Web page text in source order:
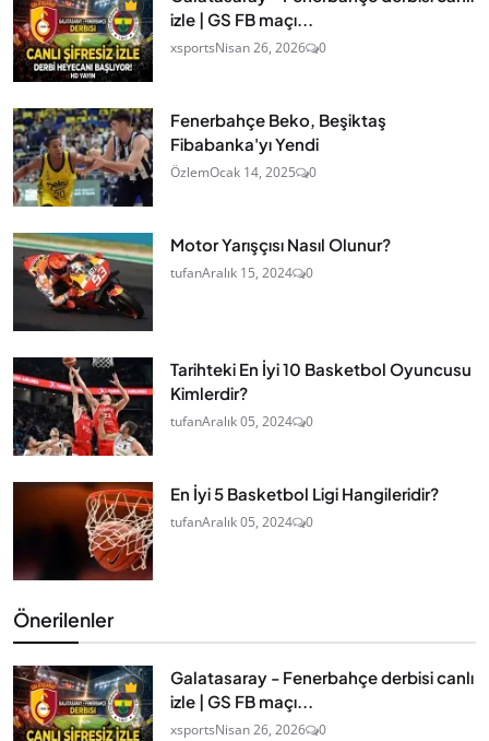
izle | GS FB maçı...
xsportsNisan 26, 2026 0
Fenerbahçe Beko, Beşiktaş
Fibabanka'yı Yendi
ÖzlemOcak 14, 2025 0
Motor Yarışçısı Nasıl Olunur?
tufanAralık 15, 2024 0
Tarihteki En İyi 10 Basketbol Oyuncusu
Kimlerdir?
tufanAralık 05, 2024 0
En İyi 5 Basketbol Ligi Hangileridir?
tufanAralık 05, 2024 0
Önerilenler
Galatasaray - Fenerbahçe derbisi canlı
izle | GS FB maçı...
xsportsNisan 26, 2026 0